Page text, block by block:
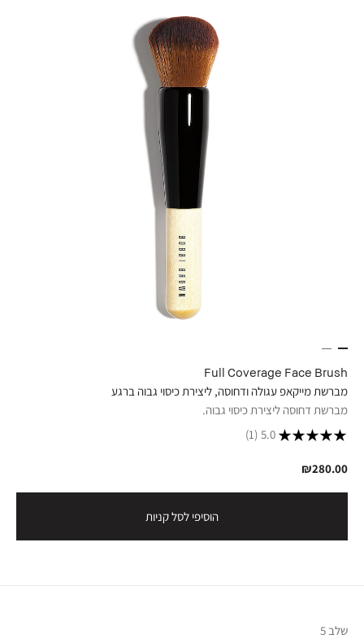
Full Coverage Face Brush
מברשת מייקאפ עגולה ודחוסה, ליצירת כיסוי גבוה ברגע
מברשת דחוסה ליצירת כיסוי גבוה.
5.0
(1)
₪280.00
הוסיפי לסל קניות
שלב 5